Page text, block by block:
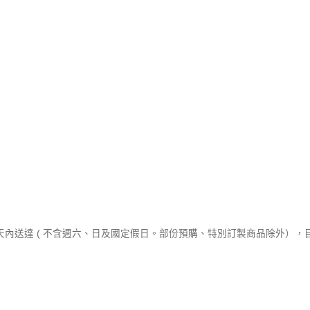
送達 ( 不含週六、日及國定假日。部份預購、特別訂製商品除外），